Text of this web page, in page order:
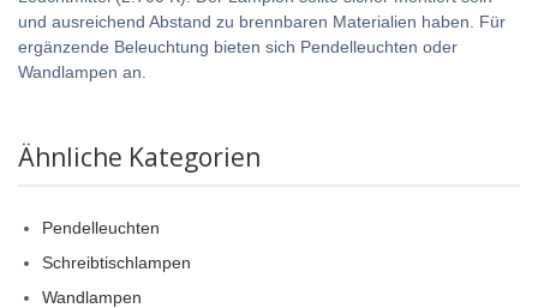
und ausreichend Abstand zu brennbaren Materialien haben. Für
ergänzende Beleuchtung bieten sich Pendelleuchten oder
Wandlampen an.
Ähnliche Kategorien
Pendelleuchten
Schreibtischlampen
Wandlampen